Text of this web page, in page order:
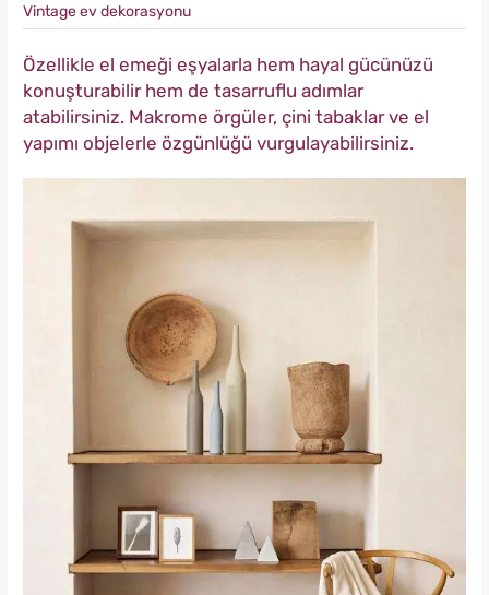
Vintage ev dekorasyonu
Özellikle el emeği eşyalarla hem hayal gücünüzü
konuşturabilir hem de tasarruflu adımlar
atabilirsiniz. Makrome örgüler, çini tabaklar ve el
yapımı objelerle özgünlüğü vurgulayabilirsiniz.